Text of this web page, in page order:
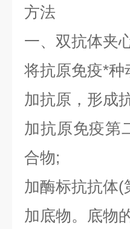
方法
一、双抗体夹
将抗原免疫*
加抗原，形成
加抗原免疫第
合物;
加酶标抗抗体(
加底物。底物